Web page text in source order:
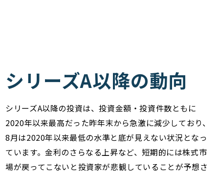
シリーズA以降の動向
シリーズA以降の投資は、投資金額・投資件数ともに
2020年以来最高だった昨年末から急激に減少しており、
8月は2020年以来最低の水準と底が見えない状況となっ
ています。金利のさらなる上昇など、短期的には株式市
場が戻ってこないと投資家が悲観していることが予想さ